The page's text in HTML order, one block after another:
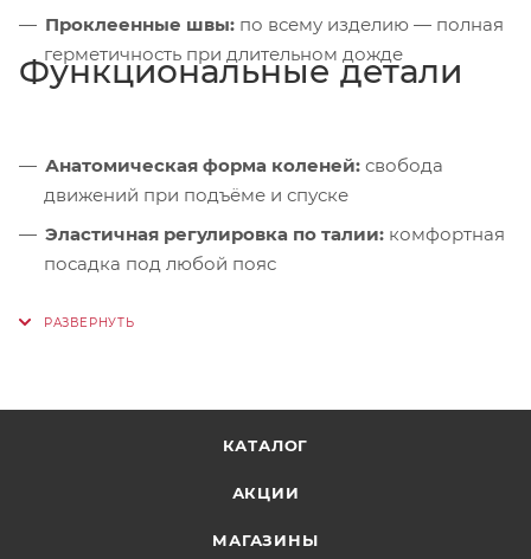
Проклеенные швы: по всему изделию — полная
герметичность при длительном дожде
Функциональные детали
Анатомическая форма коленей: свобода
движений при подъёме и спуске
Эластичная регулировка по талии: комфортная
посадка под любой пояс
объёма — легко надевать поверх обуви
КАТАЛОГ
АКЦИИ
МАГАЗИНЫ